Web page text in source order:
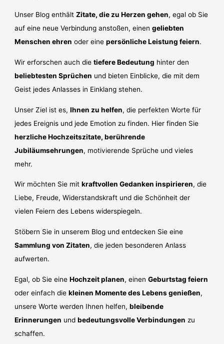
Unser Blog enthältZitate, die zu Herzen gehen, egal ob Sie
auf eine neue Verbindung anstoßen, einengeliebten
Menschen ehren oder einepersönliche Leistung feiern.
Wir erforschen auch dietiefere Bedeutung hinter den
beliebtesten Sprüchen und bieten Einblicke, die mit dem
Geist jedes Anlasses in Einklang stehen.
Unser Ziel ist es,Ihnen zu helfen, die perfekten Worte für
jedes Ereignis und jede Emotion zu finden. Hier finden Sie
herzliche Hochzeitszitate, berührende
Jubiläumsehrungen, motivierende Sprüche und vieles
mehr.
Wir möchten Sie mitkraftvollen Gedanken inspirieren, die
Liebe, Freude, Widerstandskraft und die Schönheit der
vielen Feiern des Lebens widerspiegeln.
Stöbern Sie in unserem Blog und entdecken Sie eine
Sammlung von Zitaten, die jeden besonderen Anlass
aufwerten.
Egal, ob Sie eineHochzeit planen, einenGeburtstag feiern
oder einfach diekleinen Momente des Lebens genießen,
unsere Worte werden Ihnen helfen,bleibende
Erinnerungen undbedeutungsvolle Verbindungen zu
schaffen.